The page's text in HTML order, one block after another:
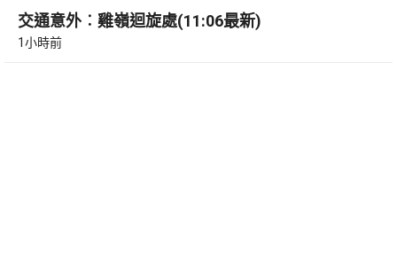
交通意外︰雞嶺迴旋處(11:06最新)
1小時前